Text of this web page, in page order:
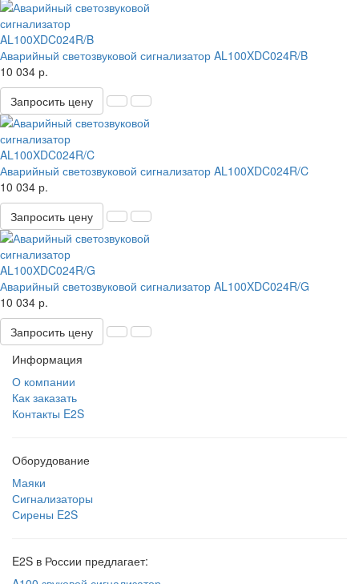
Аварийный светозвуковой сигнализатор AL100XDC024R/B
10 034 р.
Запросить цену
Аварийный светозвуковой сигнализатор AL100XDC024R/C
10 034 р.
Запросить цену
Аварийный светозвуковой сигнализатор AL100XDC024R/G
10 034 р.
Запросить цену
Информация
О компании
Как заказать
Контакты E2S
Оборудование
Маяки
Сигнализаторы
Сирены E2S
E2S в России предлагает: